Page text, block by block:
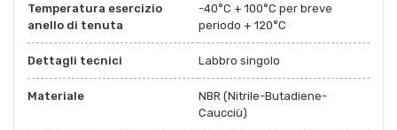
Temperatura esercizio
anello di tenuta
-40°C + 100°C per breve
periodo + 120°C
Dettagli tecnici Labbro singolo
Materiale
NBR (Nitrile-Butadiene-
Caucciù)